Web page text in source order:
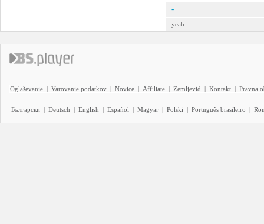
-
yeah
Oglaševanje | Varovanje podatkov | Novice | Affiliate | Zemljevid | Kontakt | Pravna
Български | Deutsch | English | Español | Magyar | Polski | Português brasileiro |